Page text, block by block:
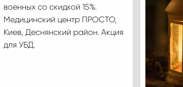
военных со скидкой 15%.
Медицинский центр ПРОСТО,
Киев, Деснянский район. Акция
для УБД.